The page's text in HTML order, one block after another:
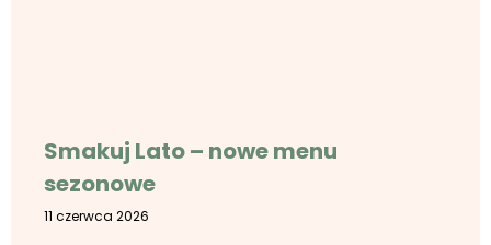
Smakuj Lato – nowe menu
sezonowe
11 czerwca 2026